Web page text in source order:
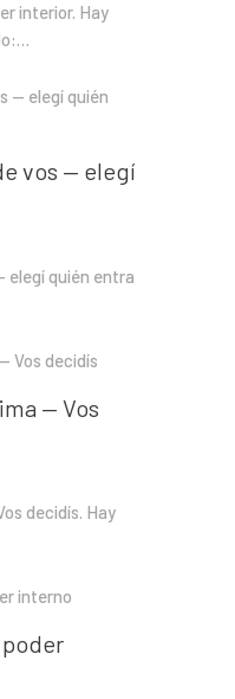
interior. Hay
vos — elegí
elegí quién entra
— Vos
decidís. Hay
poder